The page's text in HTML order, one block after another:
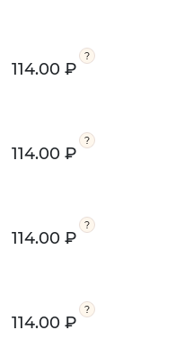
114.00 ₽
114.00 ₽
114.00 ₽
114.00 ₽